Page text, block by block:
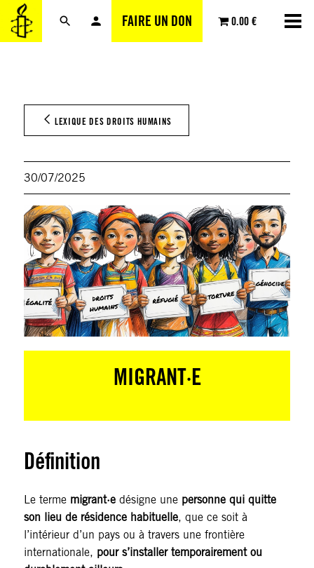
FAIRE UN DON 0.00 €
Aller
au
contenu
LEXIQUE DES DROITS HUMAINS
30/07/2025
MIGRANT·E
Définition
Le terme migrant·e désigne une personne qui quitte
son lieu de résidence habituelle, que ce soit à
l’intérieur d’un pays ou à travers une frontière
internationale, pour s’installer temporairement ou